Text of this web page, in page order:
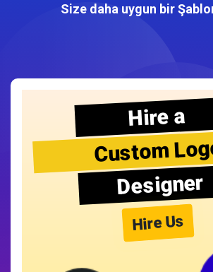
Size daha uygun bir
Hire a
Custom
Designer
Hire Us